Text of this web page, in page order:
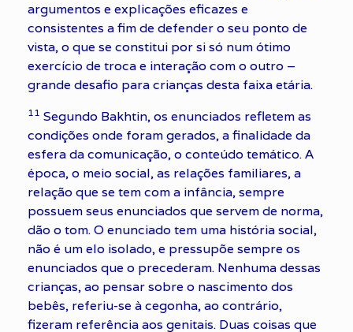
argumentos e explicações eficazes e
consistentes a fim de defender o seu ponto de
vista, o que se constitui por si só num ótimo
exercício de troca e interação com o outro –
grande desafio para crianças desta faixa etária.
11 Segundo Bakhtin, os enunciados refletem as
condições onde foram gerados, a finalidade da
esfera da comunicação, o conteúdo temático. A
época, o meio social, as relações familiares, a
relação que se tem com a infância, sempre
possuem seus enunciados que servem de norma,
dão o tom. O enunciado tem uma história social,
não é um elo isolado, e pressupõe sempre os
enunciados que o precederam. Nenhuma dessas
crianças, ao pensar sobre o nascimento dos
bebês, referiu-se à cegonha, ao contrário,
fizeram referência aos genitais. Duas coisas que